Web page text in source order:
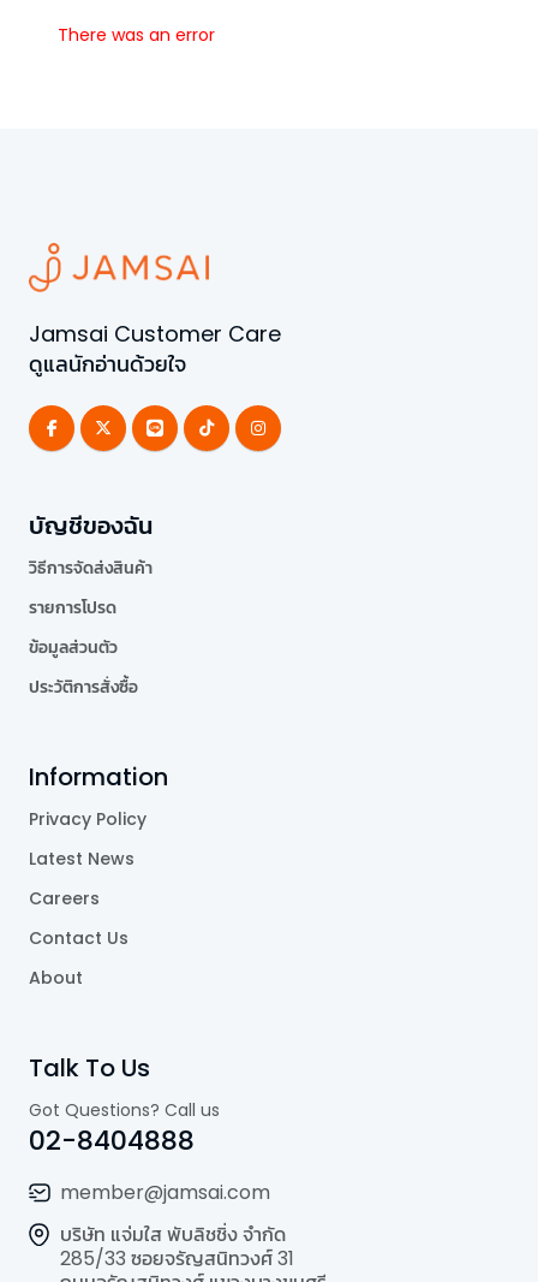
There was an error
Jamsai Customer Care
ดูแลนักอ่านด้วยใจ
บัญชีของฉัน
วิธีการจัดส่งสินค้า
รายการโปรด
ข้อมูลส่วนตัว
ประวัติการสั่งซื้อ
Information
Privacy Policy
Latest News
Careers
Contact Us
About
Talk To Us
Got Questions? Call us
02-8404888
member@jamsai.com
บริษัท แจ่มใส พับลิชชิ่ง จำกัด
285/33 ซอยจรัญสนิทวงศ์ 31